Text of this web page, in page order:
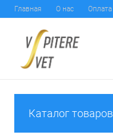
Главная О нас Оплата
Каталог товаров